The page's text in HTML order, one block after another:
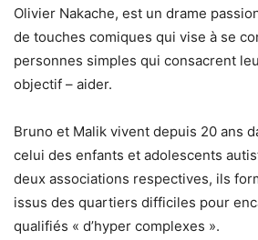
Olivier Nakache, est un drame
de touches comiques qui vise à se
personnes simples qui consacrent
objectif – aider.
Bruno et Malik vivent depuis 20 ans
celui des enfants et adolescents
deux associations respectives, ils
issus des quartiers difficiles pour
qualifiés « d’hyper complexes ».